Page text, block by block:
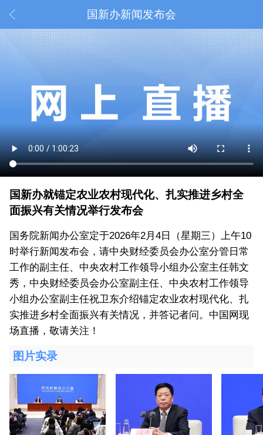
国新办新闻发布会
国新办就锚定农业农村现代化、扎实推进乡村全
面振兴有关情况举行发布会
国务院新闻办公室定于2026年2月4日（星期三）上午10
时举行新闻发布会，请中央财经委员会办公室分管日常
工作的副主任、中央农村工作领导小组办公室主任韩文
秀，中央财经委员会办公室副主任、中央农村工作领导
小组办公室副主任祝卫东介绍锚定农业农村现代化、扎
实推进乡村全面振兴有关情况，并答记者问。中国网现
场直播，敬请关注！
图片实录